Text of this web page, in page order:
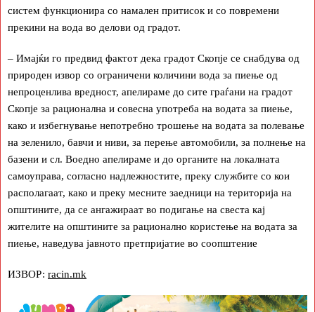
систем функционира со намален притисок и со повремени
прекини на вода во делови од градот.
– Имајќи го предвид фактот дека градот Скопје се снабдува од
природен извор со ограничени количини вода за пиење од
непроценлива вредност, апелираме до сите граѓани на градот
Скопје за рационална и совесна употреба на водата за пиење,
како и избегнување непотребно трошење на водата за полевање
на зеленило, бавчи и ниви, за перење автомобили, за полнење на
базени и сл. Воедно апелираме и до органите на локалната
самоуправа, согласно надлежностите, преку службите со кои
располагаат, како и преку месните заедници на територија на
општините, да се ангажираат во подигање на свеста кај
жителите на општините за рационално користење на водата за
пиење, наведува јавното претпријатие во соопштение
ИЗВОР: racin.mk